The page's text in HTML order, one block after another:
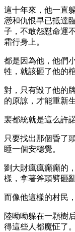
這十年來，他一直
懣和仇恨早已抵達
子，不敢怨懟命運
霜行身上。
都是因為他，他們
牲，就該砸了他的
對，只有毀了他的
的原諒，才能重新生
裴都統就是這么許諾
只要找出那個昏了
睡一個安穩覺。
劉大財瘋瘋癲癲的
樣，拿著斧頭劈砸亂
而像他這樣的村民
陸呦呦躲在一顆樹
得這些人都魔怔了。